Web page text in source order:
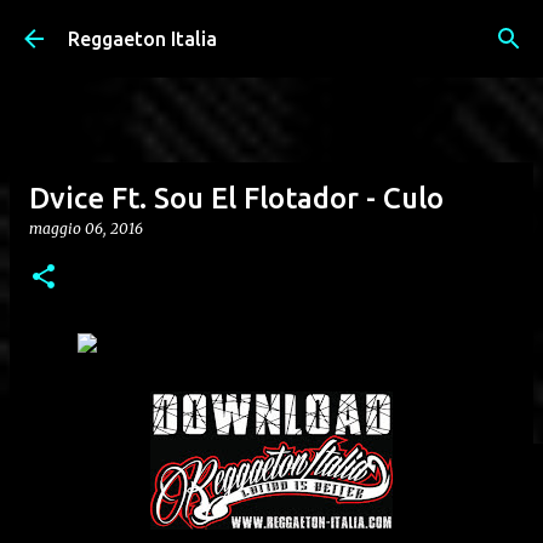
Passa ai contenuti principali
Reggaeton Italia
Dvice Ft. Sou El Flotador - Culo
maggio 06, 2016